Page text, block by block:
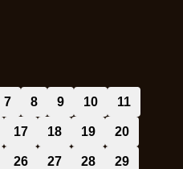
7 8 9 10 11
17 18 19 20
26 27 28 29